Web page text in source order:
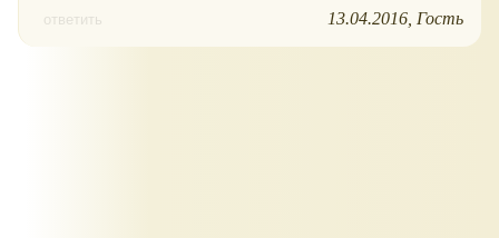
ответить 13.04.2016 Гость